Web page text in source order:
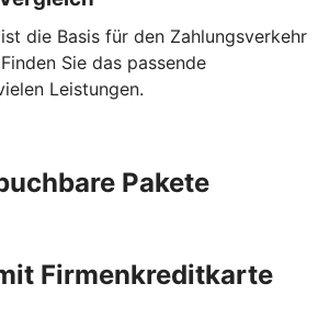
die Basis für den Zahlungsverkehr
Sie das passende
Leistungen.
Pakete
Firmenkreditkarte